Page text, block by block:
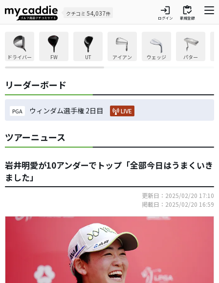
クチコミ 54,037件 login
ログイン
inventory
新規登録
ドライバー FW UT アイアン ウェッジ パター
リーダーボード
PGA ウィンダム選手権 2日目 LIVE
ツアーニュース
岩井明愛が10アンダーでトップ「全部今日はうまくいき
ました」
更新日：2025/02/20 17:10
掲載日：2025/02/20 16:59